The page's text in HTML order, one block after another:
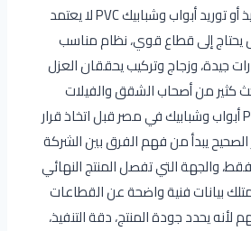
اختيار مكان مناسب لتنفيذ أو توريد أبواب وشبابيك PVC لا يعتمد
إلى قطاع قوي، نظام مناسب
جيدة، وزجاج وتركيب يحققان العزل
كثير من أصحاب الشقق والفيلات
والمكاتب عن أماكن PVC أبواب وشبابيك في مصر قبل اتخاذ قرار
الصحيح يبدأ من فهم الفرق بين الشركة
التي تورد قطاعات PVC فقط، والجهة التي تفصل المنتج النهائي
بيانات فنية واضحة عن القطاعات
يحدد جودة المنتج، دقة التنفيذ،